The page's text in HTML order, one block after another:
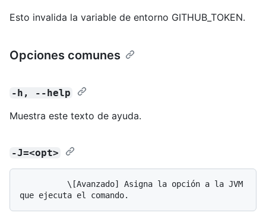
Esto invalida la variable de entorno GITHUB_TOKEN.
Opciones comunes
-h, --help
Muestra este texto de ayuda.
-J=<opt>